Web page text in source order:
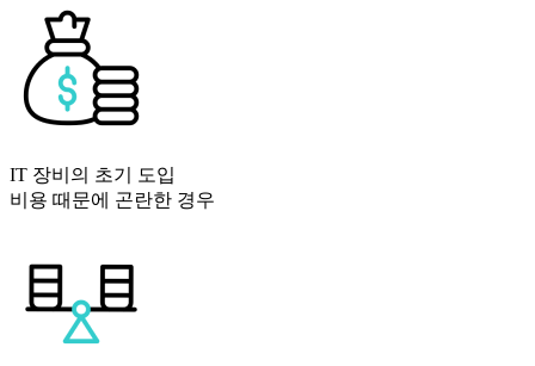
IT 장비의 초기 도입
비용 때문에 곤란한 경우